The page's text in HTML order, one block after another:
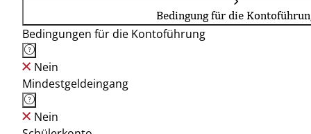
Bedingung für die
Bedingungen für die Kontoführung
Nein
Mindestgeldeingang
Nein